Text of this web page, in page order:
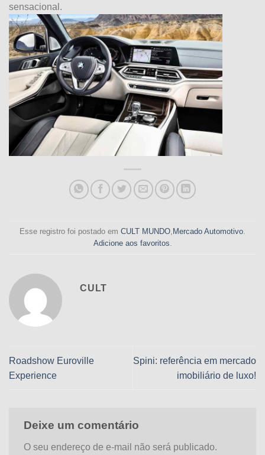
sensacional.
Esse registro foi postado em CULT MUNDO Mercado Automotivo
Adicione aos favoritos
CULT
Roadshow Euroville
Experience
Spini: referência em mercado
imobiliário de luxo!
Deixe um comentário
O seu endereço de e-mail não será publicado.